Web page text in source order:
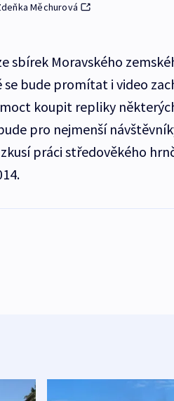
Měchurová
sbírek Moravského
se bude promítat i video
koupit repliky
pro nejmenší
práci středověkého